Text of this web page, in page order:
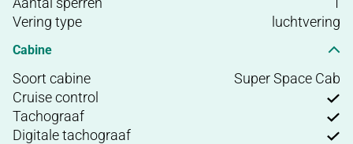
Vering type
luchtvering
Cabine
Soort cabine
Super Space Cab
Cruise control
Tachograaf
Digitale tachograaf